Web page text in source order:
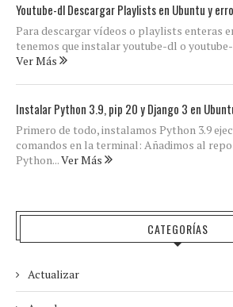
Youtube-dl Descargar Playlists en Ubuntu y
Para descargar vídeos o playlists enteras
tenemos que instalar youtube-dl o
Ver Más
Instalar Python 3.9, pip 20 y Django 3 en
Primero de todo, instalamos Python 3.9
comandos en la terminal: Añadimos al
Python...Ver Más
CATEGORÍAS
Actualizar